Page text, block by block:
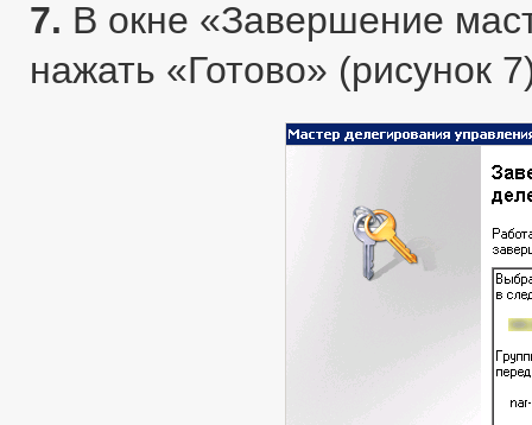
7. В окне «Завершение
нажать «Готово» (рисунок